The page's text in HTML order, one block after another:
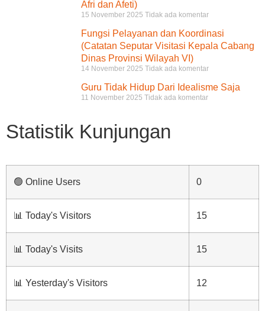
Afri dan Afeti)
15 November 2025 Tidak ada komentar
Fungsi Pelayanan dan Koordinasi
(Catatan Seputar Visitasi Kepala Cabang
Dinas Provinsi Wilayah VI)
14 November 2025 Tidak ada komentar
Guru Tidak Hidup Dari Idealisme Saja
11 November 2025 Tidak ada komentar
Statistik Kunjungan
🟢 Online Users 0
📊 Today's Visitors 15
📊 Today's Visits 15
📊 Yesterday's Visitors 12